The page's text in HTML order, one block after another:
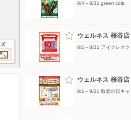
8/4～8/31 green cola
ウェルネス 桜谷店
8/1～8/31 アイクレオク
ウェルネス 桜谷店
8/1～9/21 敬老の日キャ